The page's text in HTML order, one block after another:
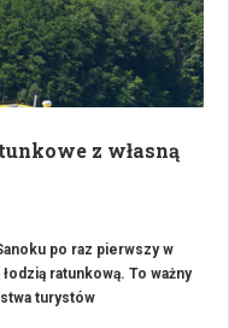
z własną
po raz pierwszy w
ratunkową. To ważny
turystów